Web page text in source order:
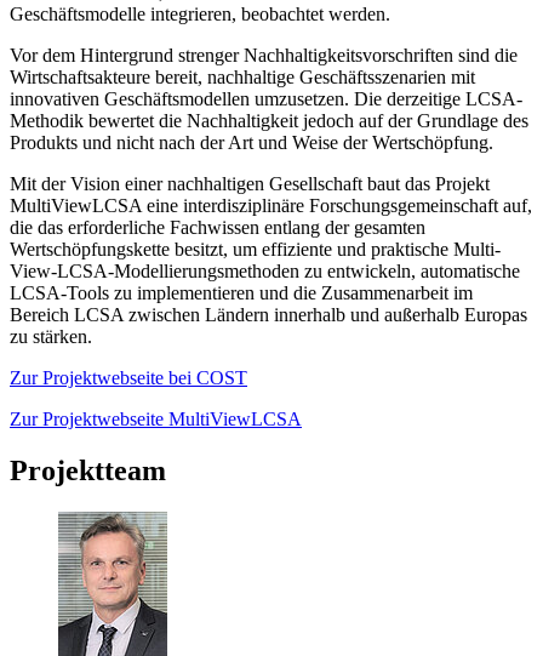
Geschäftsmodelle integrieren, beobachtet werden.
Vor dem Hintergrund strenger Nachhaltigkeitsvorschriften sind die
Wirtschaftsakteure bereit, nachhaltige Geschäftsszenarien mit
innovativen Geschäftsmodellen umzusetzen. Die derzeitige LCSA-
Methodik bewertet die Nachhaltigkeit jedoch auf der Grundlage des
Produkts und nicht nach der Art und Weise der Wertschöpfung.
Mit der Vision einer nachhaltigen Gesellschaft baut das Projekt
MultiViewLCSA eine interdisziplinäre Forschungsgemeinschaft auf,
die das erforderliche Fachwissen entlang der gesamten
Wertschöpfungskette besitzt, um effiziente und praktische Multi-
View-LCSA-Modellierungsmethoden zu entwickeln, automatische
LCSA-Tools zu implementieren und die Zusammenarbeit im
Bereich LCSA zwischen Ländern innerhalb und außerhalb Europas
zu stärken.
Zur Projektwebseite bei COST
Zur Projektwebseite MultiViewLCSA
Projektteam